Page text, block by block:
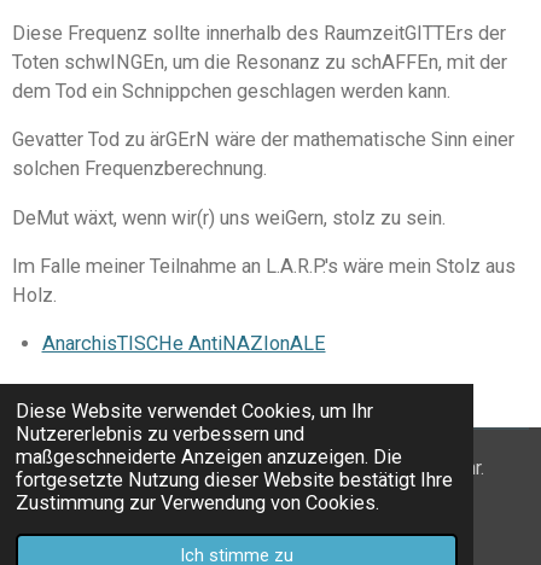
Diese Website verwendet Cookies, um Ihr
Nutzererlebnis zu verbessern und
maßgeschneiderte Anzeigen anzuzeigen. Die
fortgesetzte Nutzung dieser Website bestätigt Ihre
Zustimmung zur Verwendung von Cookies.
Ich stimme zu
Diese Frequenz sollte innerhalb des RaumzeitGITTErs der
Toten schwINGEn, um die Resonanz zu schAFFEn, mit der
dem Tod ein Schnippchen geschlagen werden kann.
Gevatter Tod zu ärGErN wäre der mathematische Sinn einer
solchen Frequenzberechnung.
DeMut wäxt, wenn wir(r) uns weiGern, stolz zu sein.
Im Falle meiner Teilnahme an L.A.R.P.'s wäre mein Stolz aus
Holz.
AnarchisTISCHe AntiNAZIonALE
Der (Ab)Fall meines Todes Ergibt sich AUch nicht mehr.
Yeah.
Webador